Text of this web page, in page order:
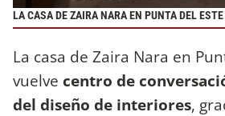
LA CASA DE ZAIRA NARA EN PUNTA DEL ESTE
La casa de Zaira Nara en
vuelve centro de
del diseño de interiores,